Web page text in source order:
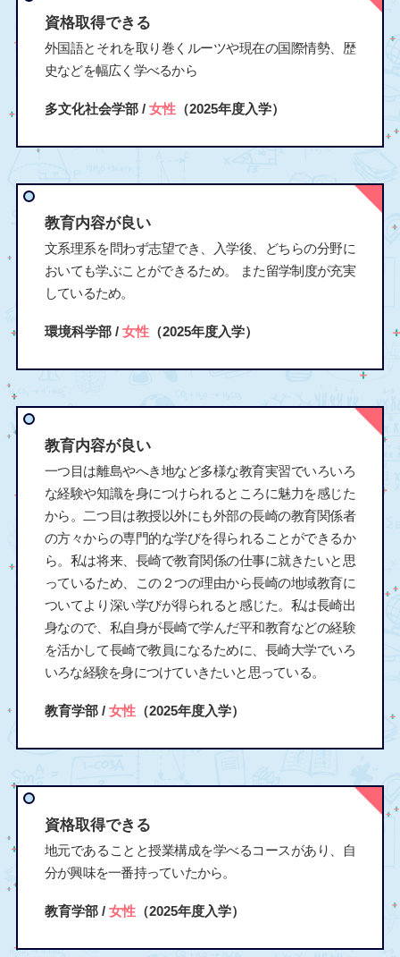
資格取得できる
外国語とそれを取り巻くルーツや現在の国際情勢、歴
史などを幅広く学べるから
多文化社会学部 / 女性（2025年度入学）
教育内容が良い
文系理系を問わず志望でき、入学後、どちらの分野に
おいても学ぶことができるため。 また留学制度が充実
しているため。
環境科学部 / 女性（2025年度入学）
教育内容が良い
一つ目は離島やへき地など多様な教育実習でいろいろ
な経験や知識を身につけられるところに魅力を感じた
から。二つ目は教授以外にも外部の長崎の教育関係者
の方々からの専門的な学びを得られることができるか
ら。私は将来、長崎で教育関係の仕事に就きたいと思
っているため、この２つの理由から長崎の地域教育に
ついてより深い学びが得られると感じた。私は長崎出
身なので、私自身が長崎で学んだ平和教育などの経験
を活かして長崎で教員になるために、長崎大学でいろ
いろな経験を身につけていきたいと思っている。
教育学部 / 女性（2025年度入学）
資格取得できる
地元であることと授業構成を学べるコースがあり、自
分が興味を一番持っていたから。
教育学部 / 女性（2025年度入学）